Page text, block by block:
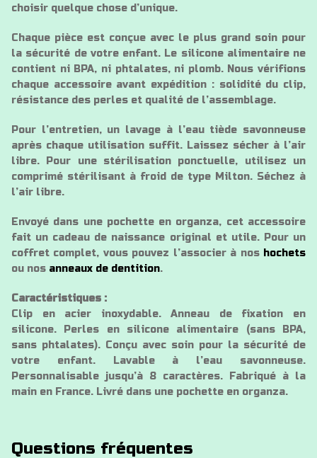
choisir quelque chose d’unique.
Chaque pièce est conçue avec le plus grand soin pour
la sécurité de votre enfant. Le silicone alimentaire ne
contient ni BPA, ni phtalates, ni plomb. Nous vérifions
chaque accessoire avant expédition : solidité du clip,
résistance des perles et qualité de l’assemblage.
Pour l’entretien, un lavage à l’eau tiède savonneuse
après chaque utilisation suffit. Laissez sécher à l’air
libre. Pour une stérilisation ponctuelle, utilisez un
comprimé stérilisant à froid de type Milton. Séchez à
l’air libre.
Envoyé dans une pochette en organza, cet accessoire
fait un cadeau de naissance original et utile. Pour un
coffret complet, vous pouvez l’associer à nos hochets
ou nos anneaux de dentition.
Caractéristiques :
Clip en acier inoxydable. Anneau de fixation en
silicone. Perles en silicone alimentaire (sans BPA,
sans phtalates). Conçu avec soin pour la sécurité de
votre enfant. Lavable à l’eau savonneuse.
Personnalisable jusqu’à 8 caractères. Fabriqué à la
main en France. Livré dans une pochette en organza.
Questions fréquentes